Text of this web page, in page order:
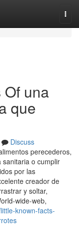
una
que
Discuss
perecederos,
sanitaria o cumplir
por las
creador de
y soltar,
wide-web,
known-facts-